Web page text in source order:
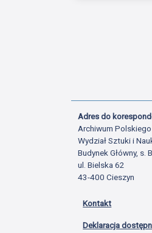
Adres do
Archiwum
Wydział Sztuki i
Budynek Główny, s.
ul. Bielska 62
43-400 Cieszyn
Kontakt
Deklaracja